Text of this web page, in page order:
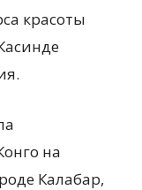
красоты
на
Калабар,